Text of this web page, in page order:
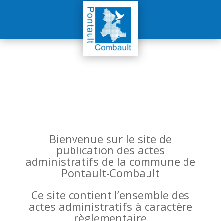
Bienvenue sur le site de
publication des actes
administratifs de la commune de
Pontault-Combault
Ce site contient l’ensemble des
actes administratifs à caractère
règlementaire